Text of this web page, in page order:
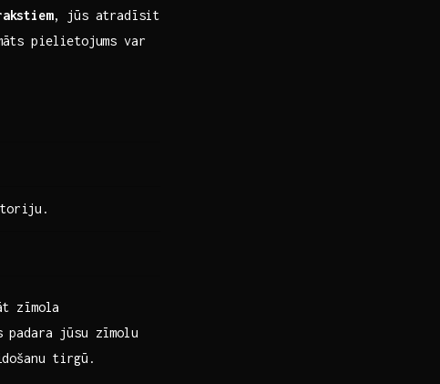
, jūs atradīsit
pielietojums var
zīmola
jūsu zīmolu
tirgū.